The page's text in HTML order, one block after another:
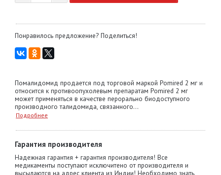
Понравилось предложение? Поделиться!
Помалидомид продается под торговой маркой Pomired 2 мг и
относится к противоопухолевым препаратам Pomired 2 мг
может применяться в качестве перорально биодоступного
производного талидомида, связанного...
Подробнее
Гарантия производителя
Надежная гарантия + гарантия производителя! Все
медикаменты поступают исключитено от производителя и
высылаются на адрес клиента из Индии! Необходимо знать,